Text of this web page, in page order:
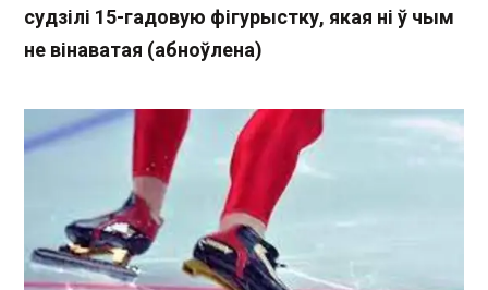
судзілі 15-гадовую фігурыстку, якая ні ў чым
не вінаватая (абноўлена)